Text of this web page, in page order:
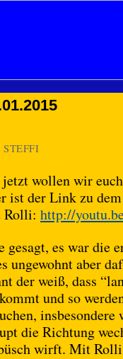
STEFFI
jetzt wollen wir
ist der Link zu
Rolli: http://
gesagt, es war die
ungewohnt aber
der weiß, dass
und so
die Richtung
wirft. Mit Rolli